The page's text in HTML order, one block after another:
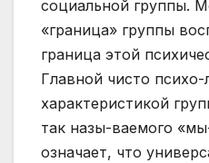
социальной группы.
«граница» группы
граница этой
Главной чисто психо-
характеристикой
так назы-ваемого
означает, что